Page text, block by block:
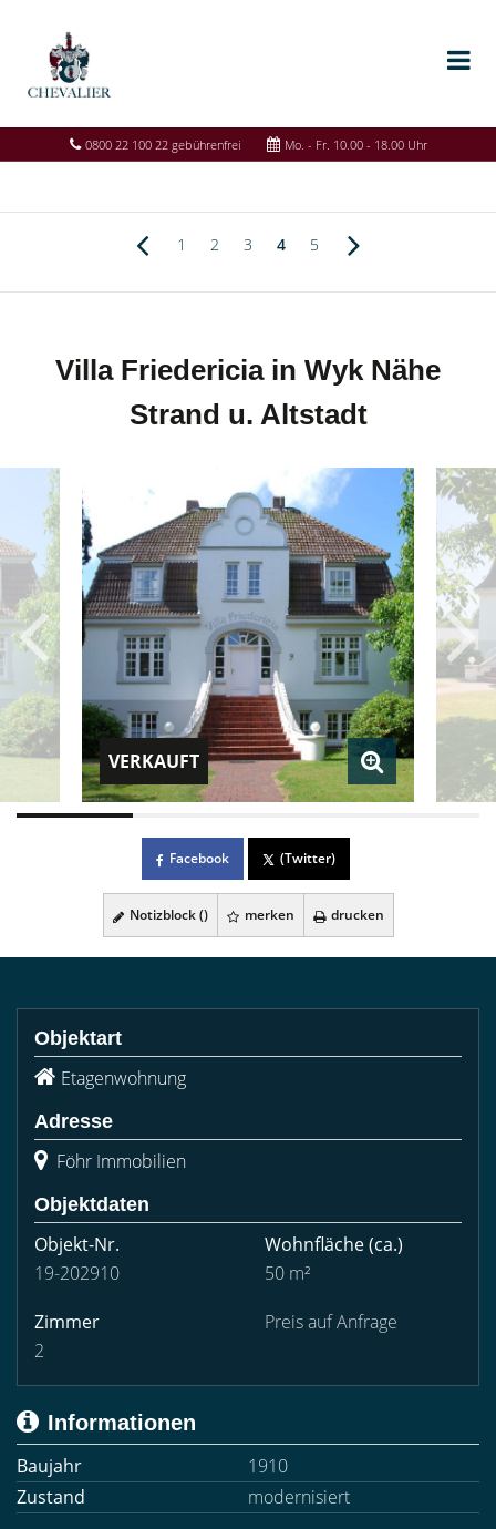
0800 22 100 22 gebührenfrei Mo. - Fr. 10.00 - 18.00 Uhr
1 2 3 4 5
Villa Friedericia in Wyk Nähe
Strand u. Altstadt
VERKAUFT
Facebook (Twitter)
Notizblock () merken drucken
Objektart
Etagenwohnung
Adresse
Föhr Immobilien
Objektdaten
Objekt-Nr.
19-202910
Wohnfläche(ca.)
50 m²
Zimmer
2
Preis auf Anfrage
Informationen
Baujahr
1910
Zustand
modernisiert